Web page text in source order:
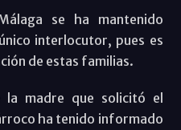
se ha mantenido
interlocutor, pues es
de estas familias.
la madre que solicitó el
ha tenido informado